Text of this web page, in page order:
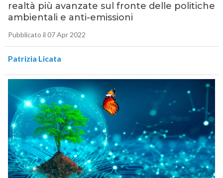
realtà più avanzate sul fronte delle politiche
ambientali e anti-emissioni
Pubblicato il 07 Apr 2022
Patrizia Licata